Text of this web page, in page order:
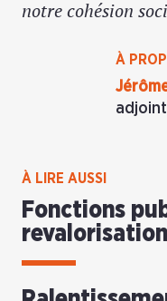
À
notre cohésion
À LIRE AUSSI
Fonctions